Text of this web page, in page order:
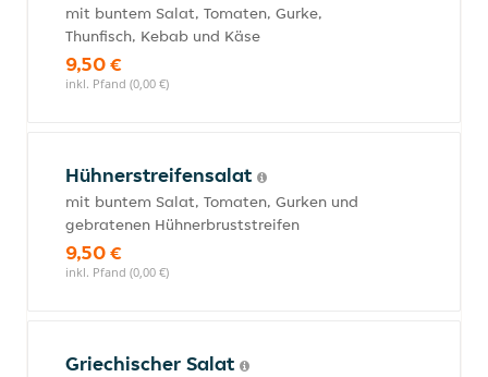
mit buntem Salat, Tomaten, Gurke,
Thunfisch, Kebab und Käse
9,50 €
inkl. Pfand (0,00 €)
Hühnerstreifensalat
mit buntem Salat, Tomaten, Gurken und
gebratenen Hühnerbruststreifen
9,50 €
inkl. Pfand (0,00 €)
Griechischer Salat